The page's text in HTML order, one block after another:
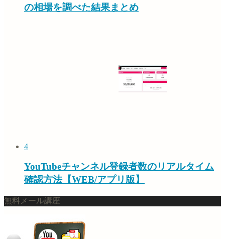
の相場を調べた結果まとめ
4
YouTubeチャンネル登録者数のリアルタイム
確認方法【WEB/アプリ版】
無料メール講座